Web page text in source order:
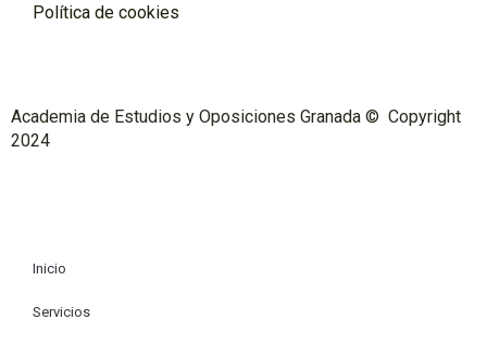
Política de cookies
Academia de Estudios y Oposiciones Granada © Copyright
2024
Inicio
Servicios